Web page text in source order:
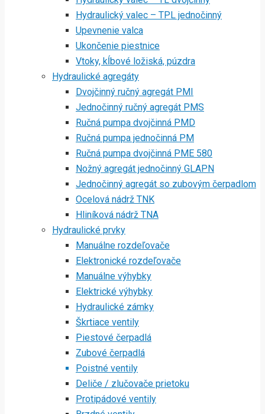
Hydraulický valec – TPL jednočinný
Upevnenie valca
Ukončenie piestnice
Vtoky, kĺbové ložiská, púzdra
Hydraulické agregáty
Dvojčinný ručný agregát PMI
Jednočinný ručný agregát PMS
Ručná pumpa dvojčinná PMD
Ručná pumpa jednočinná PM
Ručná pumpa dvojčinná PME 580
Nožný agregát jednočinný GLAPN
Jednočinný agregát so zubovým čerpadlom
Ocelová nádrž TNK
Hliníková nádrž TNA
Hydraulické prvky
Manuálne rozdeľovače
Elektronické rozdeľovače
Manuálne výhybky
Elektrické výhybky
Hydraulické zámky
Škrtiace ventily
Piestové čerpadlá
Zubové čerpadlá
Poistné ventily
Deliče / zlučovače prietoku
Protipádové ventily